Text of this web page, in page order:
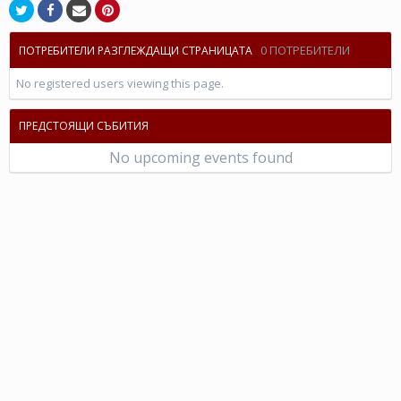
ПОТРЕБИТЕЛИ РАЗГЛЕЖДАЩИ СТРАНИЦАТА 0 ПОТРЕБИТЕЛИ
No registered users viewing this page.
ПРЕДСТОЯЩИ СЪБИТИЯ
No upcoming events found